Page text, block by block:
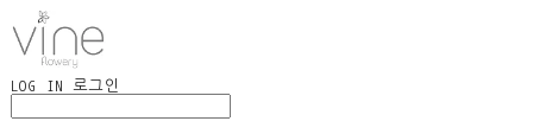
LOG IN 로그인